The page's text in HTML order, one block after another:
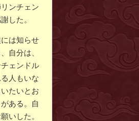
ンチェン
した。
は知らせ
自分は、
ェンドル
人もいな
たいとお
ある。自
いした。